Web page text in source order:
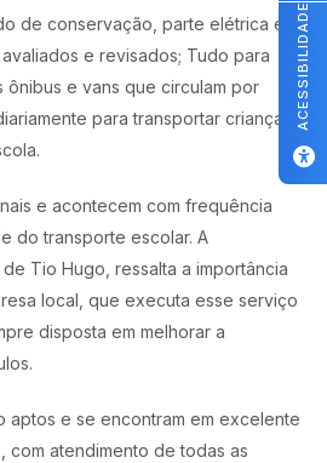
de conservação, parte elétrica e
e revisados; Tudo para
ônibus e vans que circulam por
para transportar crianças
e acontecem com frequência
do transporte escolar. A
Tio Hugo, ressalta a importância
local, que executa esse serviço
disposta em melhorar a
aptos e se encontram em excelente
atendimento de todas as
ACESSIBILIDADE